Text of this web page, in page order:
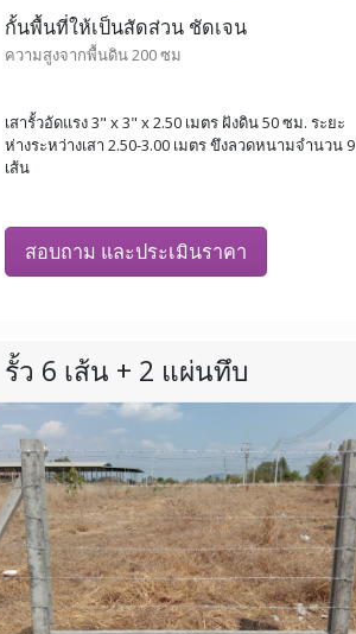
กั้นพื้นที่ให้เป็นสัดส่วน ชัดเจน
ความสูงจากพื้นดิน 200 ซม
เสารั้วอัดแรง 3" x 3" x 2.50 เมตร ฝังดิน 50 ซม. ระยะ
ห่างระหว่างเสา 2.50-3.00 เมตร ขึงลวดหนามจำนวน 9
เส้น
สอบถาม และประเมินราคา
รั้ว 6 เส้น + 2 แผ่นทึบ